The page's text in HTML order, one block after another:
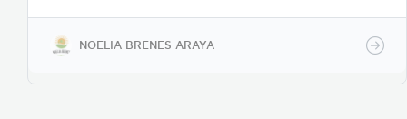
Además, se puede consumir crudo o cocido.
NOELIA BRENES ARAYA